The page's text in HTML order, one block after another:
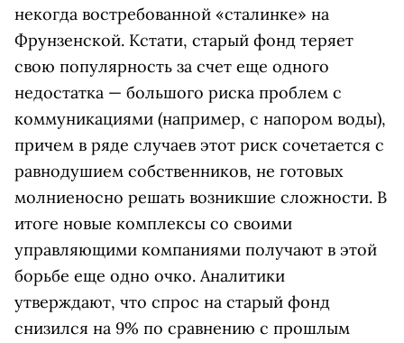
некогда востребованной «сталинке» на
Фрунзенской. Кстати, старый фонд теряет
свою популярность за счет еще одного
недостатка — большого риска проблем с
коммуникациями (например, с напором воды),
причем в ряде случаев этот риск сочетается с
равнодушием собственников, не готовых
молниеносно решать возникшие сложности. В
итоге новые комплексы со своими
управляющими компаниями получают в этой
борьбе еще одно очко. Аналитики
утверждают, что спрос на старый фонд
снизился на 9% по сравнению с прошлым